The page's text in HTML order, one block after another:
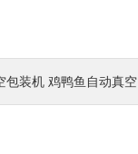
机 鸡鸭鱼自动真空抽气封口机